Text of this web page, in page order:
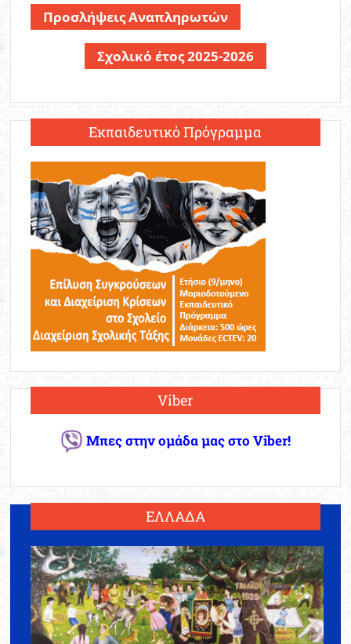
Προσλήψεις Αναπληρωτών
Σχολικό έτος 2025-2026
Εκπαιδευτικό Πρόγραμμα
Viber
Μπες στην ομάδα μας στο Viber!
ΕΛΛΑΔΑ